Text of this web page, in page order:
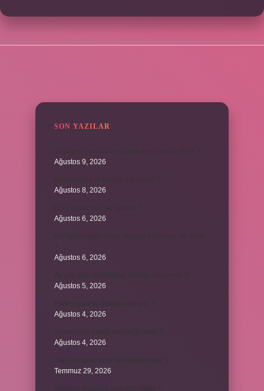
SON YAZILAR
Ağustos 9, 2026
Ağustos 8, 2026
Ağustos 6, 2026
Ağustos 6, 2026
Ağustos 5, 2026
Ağustos 4, 2026
Ağustos 4, 2026
Temmuz 29, 2026